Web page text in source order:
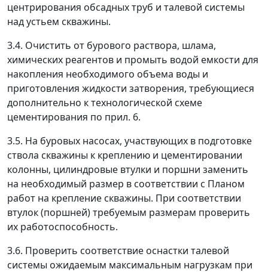
центрирования обсадных труб и талевой системы
над устьем скважины.
3.4. Очистить от бурового раствора, шлама,
химических реагентов и промыть водой емкости для
накопления необходимого объема воды и
приготовления жидкости затворения, требующиеся
дополнительно к технологической схеме
цементирования по прил. 6.
3.5. На буровых насосах, участвующих в подготовке
ствола скважины к креплению и цементировании
колонны, цилиндровые втулки и поршни заменить
на необходимый размер в соответствии с Планом
работ на крепление скважины. При соответствии
втулок (поршней) требуемым размерам проверить
их работоспособность.
3.6. Проверить соответствие оснастки талевой
системы ожидаемым максимальным нагрузкам при